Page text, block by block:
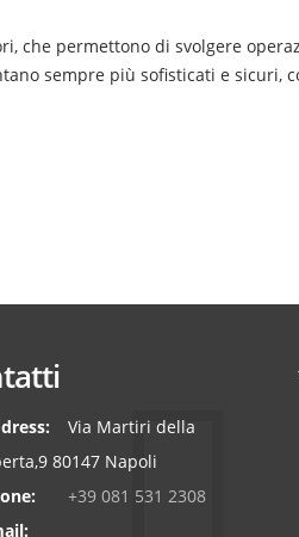
che permettono di svolgere
sempre più sofisticati e sicuri,
Via Martiri della
80147 Napoli
+39 081 531 2308